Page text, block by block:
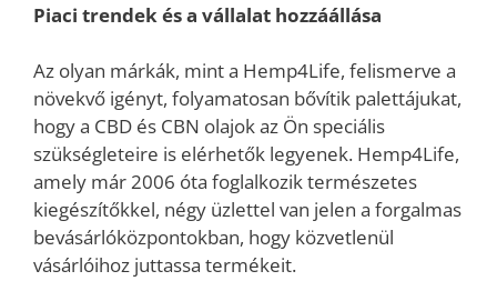
Piaci trendek és a vállalat hozzáállása
Az olyan márkák, mint a Hemp4Life, felismerve a
növekvő igényt, folyamatosan bővítik palettájukat,
hogy a CBD és CBN olajok az Ön speciális
szükségleteire is elérhetők legyenek. Hemp4Life,
amely már 2006 óta foglalkozik természetes
kiegészítőkkel, négy üzlettel van jelen a forgalmas
bevásárlóközpontokban, hogy közvetlenül
vásárlóihoz juttassa termékeit.